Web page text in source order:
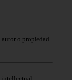
o propiedad
intellectual